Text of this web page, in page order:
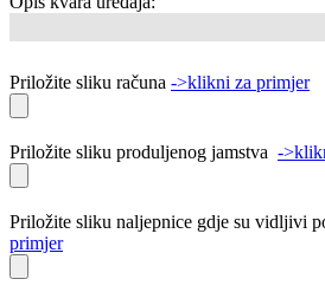
Priložite sliku računa ->klikni za primjer
Priložite sliku produljenog jamstva -
Priložite sliku naljepnice gdje su vidljivi
primjer